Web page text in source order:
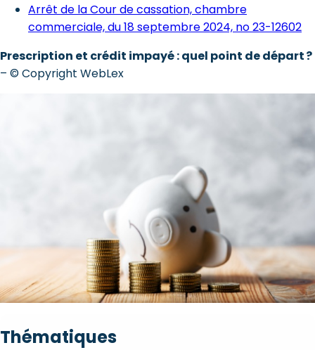
Arrêt de la Cour de cassation, chambre
commerciale, du 18 septembre 2024, no 23-12602
Prescription et crédit impayé : quel point de départ ?
– © Copyright WebLex
Thématiques